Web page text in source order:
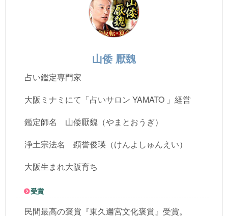
山倭 厭魏
占い鑑定専門家
大阪ミナミにて「占いサロン YAMATO 」経営
鑑定師名 山倭厭魏（やまとおうぎ）
浄土宗法名 顕誉俊瑛（けんよしゅんえい）
大阪生まれ大阪育ち
受賞
民間最高の褒賞『東久邇宮文化褒賞』受賞。